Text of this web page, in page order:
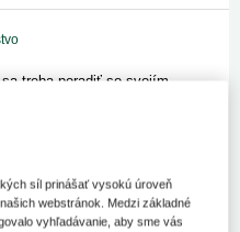
treba poradiť so svojím
lekár pre deti a
Petra Balážová.
zotaviť sa v kúpeľoch sa
síl prinášať vysokú úroveň
webstránok. Medzi základné
vyhľadávanie, aby sme vás